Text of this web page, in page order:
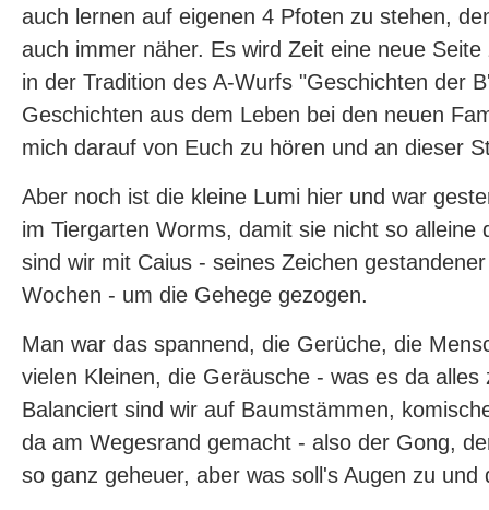
auch lernen auf eigenen 4 Pfoten zu stehen,
auch immer näher. Es wird Zeit eine neue
in der Tradition des A-Wurfs "Geschichten der
Geschichten aus dem Leben bei den neuen
mich darauf von Euch zu hören und an dieser
Aber noch ist die kleine Lumi hier und war
im Tiergarten Worms, damit sie nicht so alleine
sind wir mit Caius - seines Zeichen
Wochen - um die Gehege gezogen.
Man war das spannend, die Gerüche, die
vielen Kleinen, die Geräusche - was es da alles
Balanciert sind wir auf Baumstämmen,
da am Wegesrand gemacht - also der Gong,
so ganz geheuer, aber was soll's Augen zu und